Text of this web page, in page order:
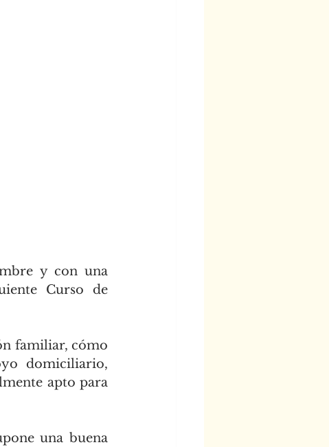
y con una
Curso de
familiar, cómo
domiciliario,
apto para
una buena